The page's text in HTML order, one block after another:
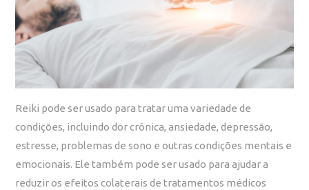
Reiki pode ser usado para tratar uma variedade de
condições, incluindo dor crônica, ansiedade, depressão,
estresse, problemas de sono e outras condições mentais e
emocionais. Ele também pode ser usado para ajudar a
reduzir os efeitos colaterais de tratamentos médicos